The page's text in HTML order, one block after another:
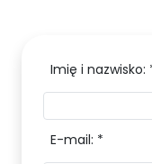
Imię i nazwisko:
E-mail: *